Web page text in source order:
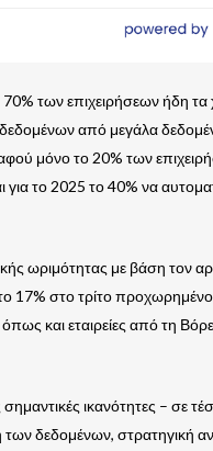
των επιχειρήσεων ήδη τα
από μεγάλα
μόνο το 20% των
το 2025 το 40% να
ωριμότητας με βάση τον
17% στο τρίτο προχωρημένο
και εταιρείες από τη
ικανότητες – σε
των δεδομένων, στρατηγική